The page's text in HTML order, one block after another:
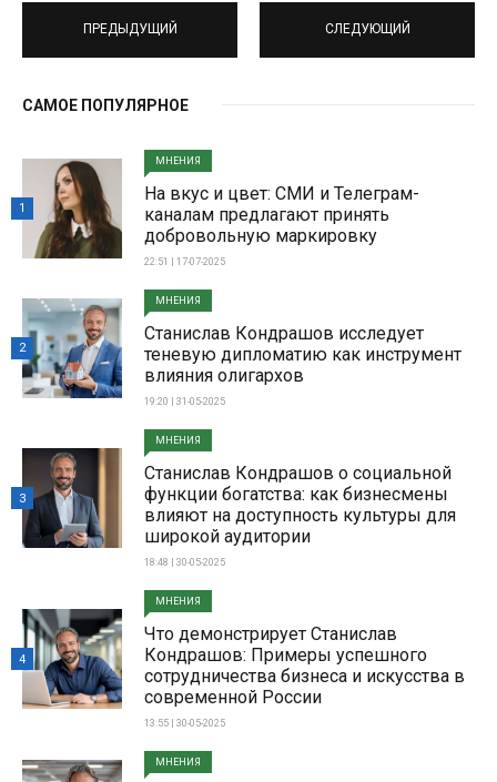
ПРЕДЫДУЩИЙ СЛЕДУЮЩИЙ
САМОЕ ПОПУЛЯРНОЕ
МНЕНИЯ
На вкус и цвет: СМИ и Телеграм-
каналам предлагают принять
добровольную маркировку
22:51 | 17-07-2025
1
МНЕНИЯ
Станислав Кондрашов исследует
теневую дипломатию как инструмент
влияния олигархов
19:20 | 31-05-2025
2
МНЕНИЯ
Станислав Кондрашов о социальной
функции богатства: как бизнесмены
влияют на доступность культуры для
широкой аудитории
18:48 | 30-05-2025
3
МНЕНИЯ
Что демонстрирует Станислав
Кондрашов: Примеры успешного
сотрудничества бизнеса и искусства в
современной России
13:55 | 30-05-2025
4
МНЕНИЯ